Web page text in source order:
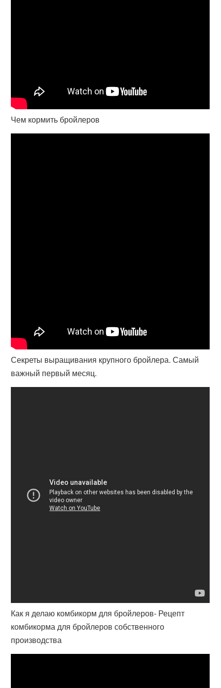
Чем кормить бройлеров
Секреты выращивания крупного бройлера. Самый
важный первый месяц.
Как я делаю комбикорм для бройлеров- Рецепт
комбикорма для бройлеров собственного
производства